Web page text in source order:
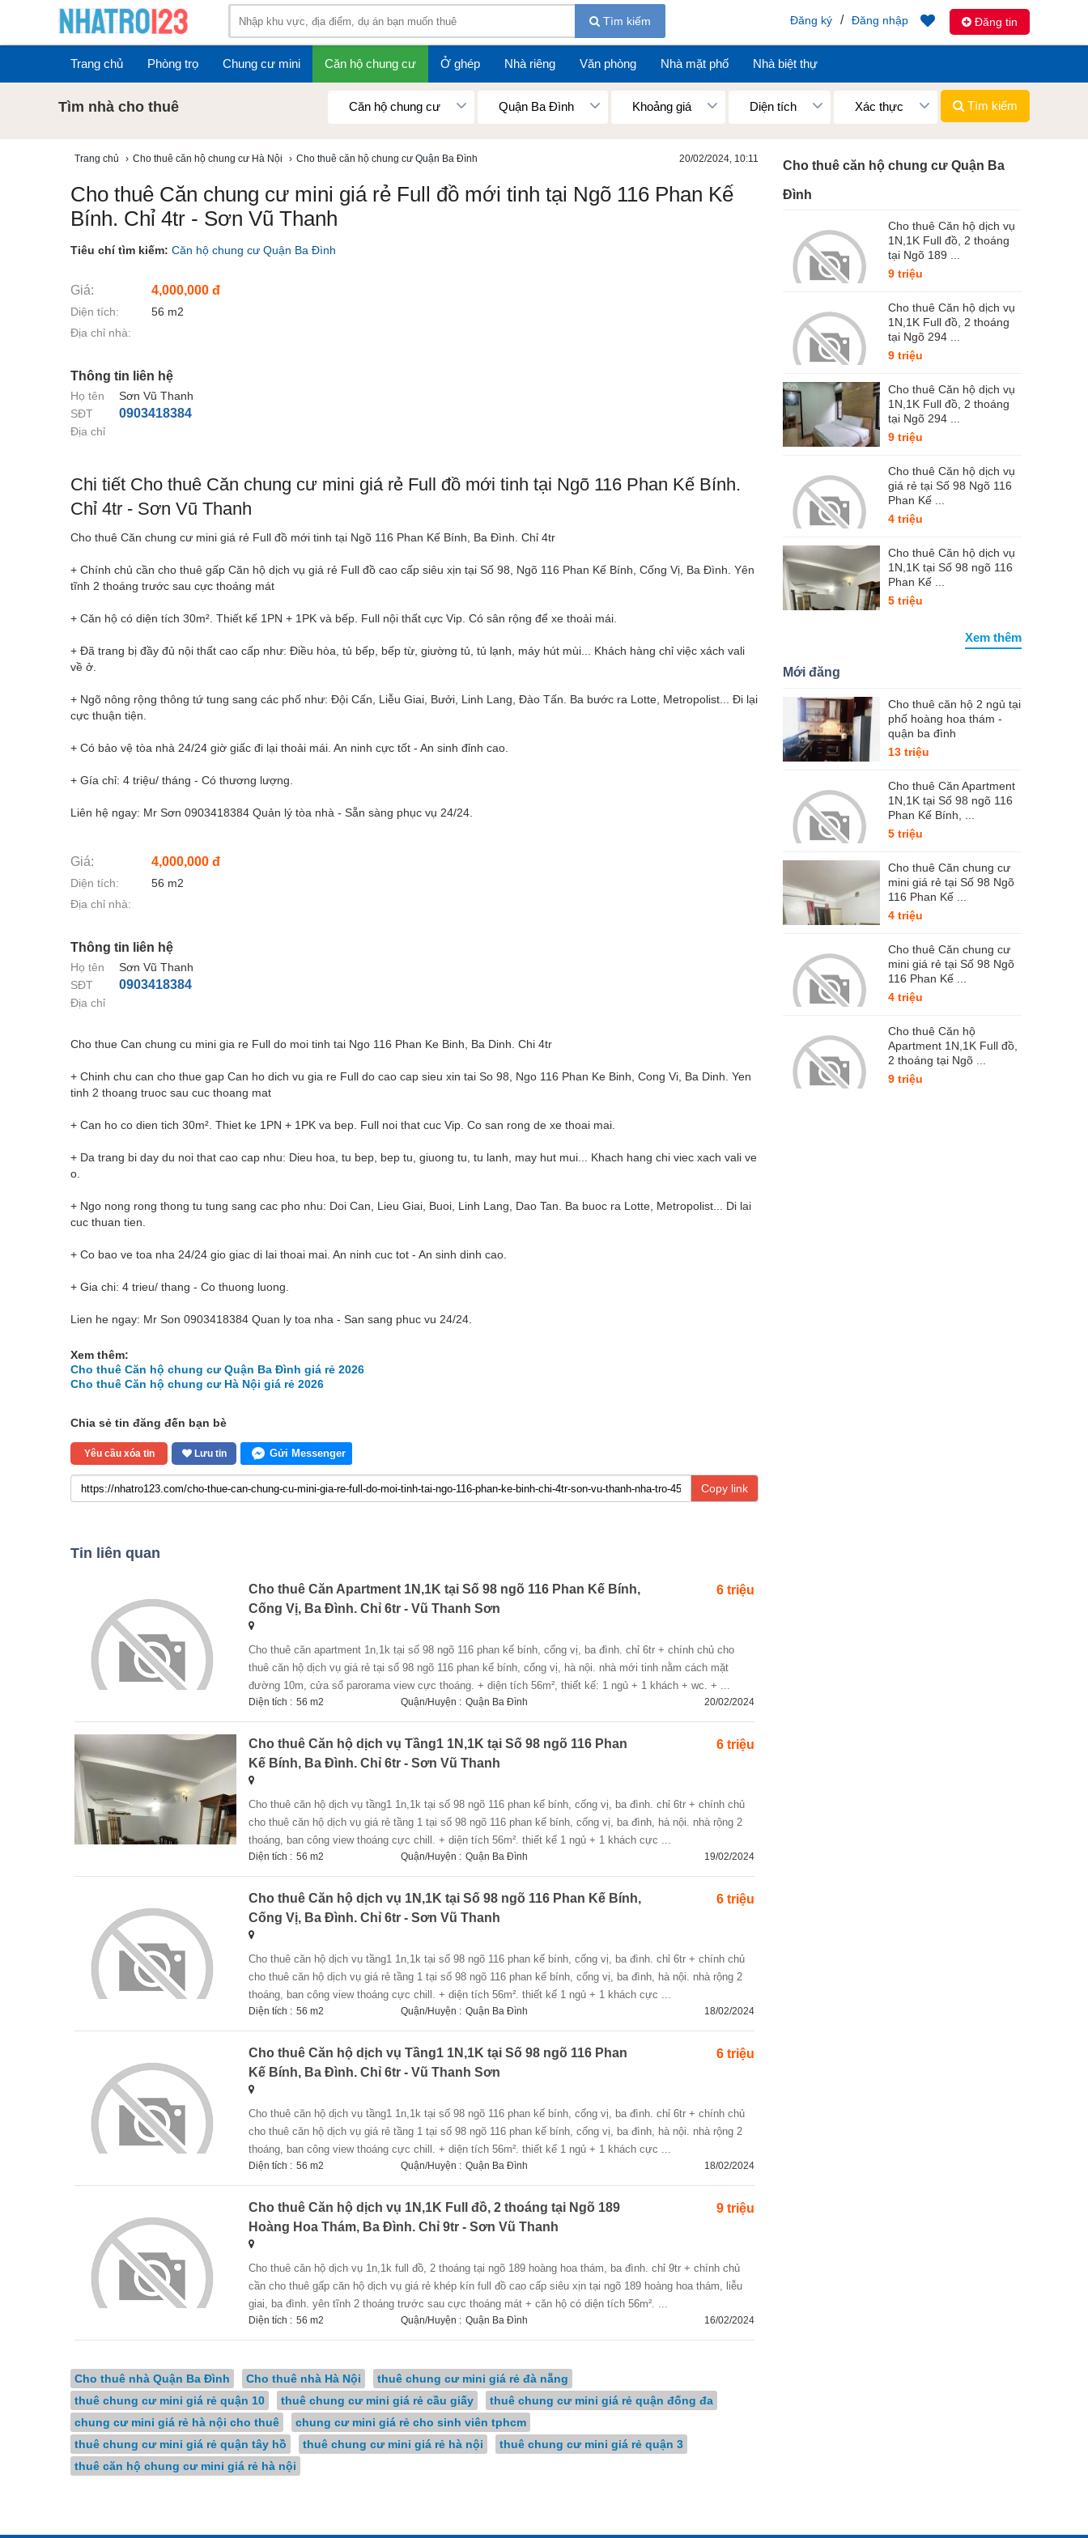
Tìm kiếm Đăng tin
Đăng nhập
/
Đăng ký
Trang chủ Phòng trọ Chung cư mini Căn hộ chung cư Ở ghép Nhà riêng Văn phòng Nhà mặt phố Nhà biệt thự
Tìm nhà cho thuê Căn hộ chung cư Quận Ba Đình Khoảng giá Diện tích Xác thực Tìm kiếm
Trang chủ › Cho thuê căn hộ chung cư Hà Nội › Cho thuê căn hộ chung cư Quận Ba Đình 20/02/2024, 10:11
Cho thuê Căn chung cư mini giá rẻ Full đồ mới tinh tại Ngõ 116 Phan Kế
Bính. Chỉ 4tr - Sơn Vũ Thanh
Tiêu chí tìm kiếm: Căn hộ chung cư Quận Ba Đình
Giá: 4,000,000 đ
Diện tích:
56 m2
Địa chỉ nhà:
Thông tin liên hệ
Họ tên
Sơn Vũ Thanh
SĐT
0903418384
Địa chỉ
Chi tiết Cho thuê Căn chung cư mini giá rẻ Full đồ mới tinh tại Ngõ 116 Phan Kế Bính.
Chỉ 4tr - Sơn Vũ Thanh
Cho thuê Căn chung cư mini giá rẻ Full đồ mới tinh tại Ngõ 116 Phan Kế Bính, Ba Đình. Chỉ 4tr
+ Chính chủ cần cho thuê gấp Căn hộ dịch vụ giá rẻ Full đồ cao cấp siêu xịn tại Số 98, Ngõ 116 Phan Kế Bính, Cống Vị, Ba Đình. Yên
tĩnh 2 thoáng trước sau cực thoáng mát
+ Căn hộ có diện tích 30m². Thiết kế 1PN + 1PK và bếp. Full nội thất cực Vip. Có sân rộng để xe thoải mái.
+ Đã trang bị đầy đủ nội thất cao cấp như: Điều hòa, tủ bếp, bếp từ, giường tủ, tủ lạnh, máy hút mùi... Khách hàng chỉ việc xách vali
về ở.
+ Ngõ nông rộng thông tứ tung sang các phố như: Đội Cấn, Liễu Giai, Bưởi, Linh Lang, Đào Tấn. Ba bước ra Lotte, Metropolist... Đi lại
cực thuận tiện.
+ Có bảo vệ tòa nhà 24/24 giờ giấc đi lại thoải mái. An ninh cực tốt - An sinh đỉnh cao.
+ Gía chỉ: 4 triệu/ tháng - Có thương lượng.
Liên hệ ngay: Mr Sơn 0903418384 Quản lý tòa nhà - Sẵn sàng phục vụ 24/24.
Giá: 4,000,000 đ
Diện tích:
56 m2
Địa chỉ nhà:
Thông tin liên hệ
Họ tên
Sơn Vũ Thanh
SĐT
0903418384
Địa chỉ
Cho thue Can chung cu mini gia re Full do moi tinh tai Ngo 116 Phan Ke Binh, Ba Dinh. Chi 4tr
+ Chinh chu can cho thue gap Can ho dich vu gia re Full do cao cap sieu xin tai So 98, Ngo 116 Phan Ke Binh, Cong Vi, Ba Dinh. Yen
tinh 2 thoang truoc sau cuc thoang mat
+ Can ho co dien tich 30m². Thiet ke 1PN + 1PK va bep. Full noi that cuc Vip. Co san rong de xe thoai mai.
+ Da trang bi day du noi that cao cap nhu: Dieu hoa, tu bep, bep tu, giuong tu, tu lanh, may hut mui... Khach hang chi viec xach vali ve
o.
+ Ngo nong rong thong tu tung sang cac pho nhu: Doi Can, Lieu Giai, Buoi, Linh Lang, Dao Tan. Ba buoc ra Lotte, Metropolist... Di lai
cuc thuan tien.
+ Co bao ve toa nha 24/24 gio giac di lai thoai mai. An ninh cuc tot - An sinh dinh cao.
+ Gia chi: 4 trieu/ thang - Co thuong luong.
Lien he ngay: Mr Son 0903418384 Quan ly toa nha - San sang phuc vu 24/24.
Xem thêm:
Cho thuê Căn hộ chung cư Quận Ba Đình giá rẻ 2026
Cho thuê Căn hộ chung cư Hà Nội giá rẻ 2026
Chia sẻ tin đăng đến bạn bè
Yêu cầu xóa tin Lưu tin Gửi Messenger
Copy link
Tin liên quan
6 triệu
Cho thuê Căn Apartment 1N,1K tại Số 98 ngõ 116 Phan Kế Bính,
Cống Vị, Ba Đình. Chỉ 6tr - Vũ Thanh Sơn
cho thuê căn apartment 1n,1k tại số 98 ngõ 116 phan kế bính, cống vị, ba đình. chỉ 6tr + chính chủ cho
thuê căn hộ dịch vụ giá rẻ tại số 98 ngõ 116 phan kế bính, cống vị, hà nội. nhà mới tinh nằm cách mặt
đường 10m, cửa sổ parorama view cực thoáng. + diện tích 56m², thiết kế: 1 ngủ + 1 khách + wc. + ...
Diện tích : 56 m2 Quận/Huyện : Quận Ba Đình 20/02/2024
6 triệu
Cho thuê Căn hộ dịch vụ Tầng1 1N,1K tại Số 98 ngõ 116 Phan
Kế Bính, Ba Đình. Chỉ 6tr - Sơn Vũ Thanh
cho thuê căn hộ dịch vụ tầng1 1n,1k tại số 98 ngõ 116 phan kế bính, cống vị, ba đình. chỉ 6tr + chính chủ
cho thuê căn hộ dịch vụ giá rẻ tầng 1 tại số 98 ngõ 116 phan kế bính, cống vị, ba đình, hà nội. nhà rộng 2
thoáng, ban công view thoáng cực chill. + diện tích 56m². thiết kế 1 ngủ + 1 khách cực ...
Diện tích : 56 m2 Quận/Huyện : Quận Ba Đình 19/02/2024
6 triệu
Cho thuê Căn hộ dịch vụ 1N,1K tại Số 98 ngõ 116 Phan Kế Bính,
Cống Vị, Ba Đình. Chỉ 6tr - Sơn Vũ Thanh
cho thuê căn hộ dịch vụ tầng1 1n,1k tại số 98 ngõ 116 phan kế bính, cống vị, ba đình. chỉ 6tr + chính chủ
cho thuê căn hộ dịch vụ giá rẻ tầng 1 tại số 98 ngõ 116 phan kế bính, cống vị, ba đình, hà nội. nhà rộng 2
thoáng, ban công view thoáng cực chill. + diện tích 56m². thiết kế 1 ngủ + 1 khách cực ...
Diện tích : 56 m2 Quận/Huyện : Quận Ba Đình 18/02/2024
6 triệu
Cho thuê Căn hộ dịch vụ Tầng1 1N,1K tại Số 98 ngõ 116 Phan
Kế Bính, Ba Đình. Chỉ 6tr - Vũ Thanh Sơn
cho thuê căn hộ dịch vụ tầng1 1n,1k tại số 98 ngõ 116 phan kế bính, cống vị, ba đình. chỉ 6tr + chính chủ
cho thuê căn hộ dịch vụ giá rẻ tầng 1 tại số 98 ngõ 116 phan kế bính, cống vị, ba đình, hà nội. nhà rộng 2
thoáng, ban công view thoáng cực chill. + diện tích 56m². thiết kế 1 ngủ + 1 khách cực ...
Diện tích : 56 m2 Quận/Huyện : Quận Ba Đình 18/02/2024
9 triệu
Cho thuê Căn hộ dịch vụ 1N,1K Full đồ, 2 thoáng tại Ngõ 189
Hoàng Hoa Thám, Ba Đình. Chỉ 9tr - Sơn Vũ Thanh
cho thuê căn hộ dịch vụ 1n,1k full đồ, 2 thoáng tại ngõ 189 hoàng hoa thám, ba đình. chỉ 9tr + chính chủ
cần cho thuê gấp căn hộ dịch vụ giá rẻ khép kín full đồ cao cấp siêu xịn tại ngõ 189 hoàng hoa thám, liễu
giai, ba đình. yên tĩnh 2 thoáng trước sau cực thoáng mát + căn hộ có diện tích 56m². ...
Diện tích : 56 m2 Quận/Huyện : Quận Ba Đình 16/02/2024
Cho thuê nhà Quận Ba Đình Cho thuê nhà Hà Nội
thuê chung cư mini giá rẻ đà nẵng
thuê chung cư mini giá rẻ quận 10
thuê chung cư mini giá rẻ cầu giấy
thuê chung cư mini giá rẻ quận đống đa
chung cư mini giá rẻ hà nội cho thuê
chung cư mini giá rẻ cho sinh viên tphcm
thuê chung cư mini giá rẻ quận tây hồ
thuê chung cư mini giá rẻ hà nội
thuê chung cư mini giá rẻ quận 3
thuê căn hộ chung cư mini giá rẻ hà nội
Cho thuê căn hộ chung cư Quận Ba
Đình
Cho thuê Căn hộ dịch vụ
1N,1K Full đồ, 2 thoáng
tại Ngõ 189 ...
9 triệu
Cho thuê Căn hộ dịch vụ
1N,1K Full đồ, 2 thoáng
tại Ngõ 294 ...
9 triệu
Cho thuê Căn hộ dịch vụ
1N,1K Full đồ, 2 thoáng
tại Ngõ 294 ...
9 triệu
Cho thuê Căn hộ dịch vụ
giá rẻ tại Số 98 Ngõ 116
Phan Kế ...
4 triệu
Cho thuê Căn hộ dịch vụ
1N,1K tại Số 98 ngõ 116
Phan Kế ...
5 triệu
Xem thêm
Mới đăng
Cho thuê căn hộ 2 ngủ tại
phố hoàng hoa thám -
quận ba đình
13 triệu
Cho thuê Căn Apartment
1N,1K tại Số 98 ngõ 116
Phan Kế Bính, ...
5 triệu
Cho thuê Căn chung cư
mini giá rẻ tại Số 98 Ngõ
116 Phan Kế ...
4 triệu
Cho thuê Căn chung cư
mini giá rẻ tại Số 98 Ngõ
116 Phan Kế ...
4 triệu
Cho thuê Căn hộ
Apartment 1N,1K Full đồ,
2 thoáng tại Ngõ ...
9 triệu